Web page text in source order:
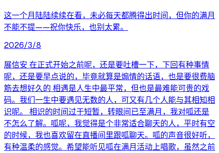
这一个月陆陆续续在看，未必每天都腾得出时间，但你的满月
不能不提——祝你快乐，也别太累。
2026/3/8
展信安 在正式开始之前呢，还是要吐槽一下，下回有种事情
呢，还是要早点说的，毕竟就算是煽情的话语，也是要很费脑
筋去想好久的 相遇是人生中最平常，但也是最难能可贵的戏
码。我们一生中要遇见无数的人，可又有几个人能与其相知相
识呢。 相识的时间过于短暂，转眼间已至满月，我对呱还是
不怎么了解。呱呢，我觉得是个非常适合聊天的人，平时有空
的时候，我也喜欢留在直播间里跟呱聊天。呱的声音很好听，
有种温柔的感觉。希望能听见呱在满月活动上唱歌，虽然之前